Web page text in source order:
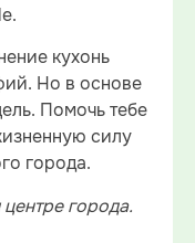
кухонь
Но в основе
Помочь тебе
силу
города.
города.